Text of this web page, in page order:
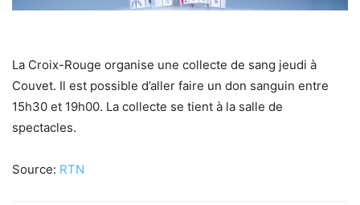
La Croix-Rouge organise une collecte de sang jeudi à
Couvet. Il est possible d’aller faire un don sanguin entre
15h30 et 19h00. La collecte se tient à la salle de
spectacles.
Source: RTN